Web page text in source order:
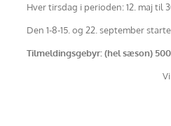
Hver tirsdag i perioden: 12. maj til
Den 1-8-15. og 22. september
Tilmeldingsgebyr: (hel sæson) 500